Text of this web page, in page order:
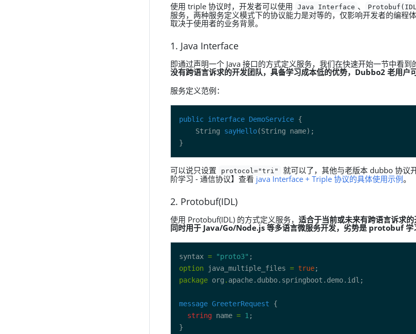
使用 triple 协议时，开发者可以使用 Java Interface 、
服务，两种服务定义模式下的协议能力是对等的，仅影响开发者的编程
取决于使用者的业务背景。
1. Java Interface
即通过声明一个 Java 接口的方式定义服务，我们在快速开始一节中看到
没有跨语言诉求的开发团队，具备学习成本低的优势，Dubbo2 老用户
服务定义范例：
public interface DemoService
    String
sayHello
可以说只设置 protocol="tri"
就可以了，其他与老版本 dubbo 协议
阶学习 - 通信协议】查看 java Interface + Triple 协议的具体使用示例。
2. Protobuf(IDL)
使用 Protobuf(IDL) 的方式定义服务， 适合于当前或未来有跨语言诉求
同时用于 Java/Go/Node.js 等多语言微服务开发，劣势是 protobuf 学
syntax = "proto3"
option java_multiple_files = true
package org .
message GreeterRequest
string name = 1